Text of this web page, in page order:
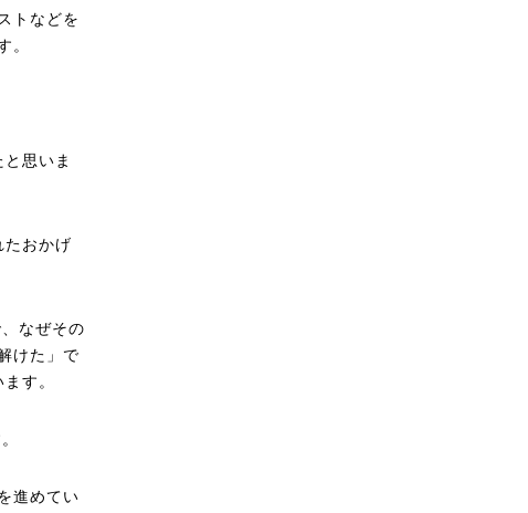
トなどを
。
思いま
たおかげ
なぜその
けた」で
す。
進めてい